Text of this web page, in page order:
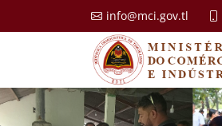
info@mci.gov.tl